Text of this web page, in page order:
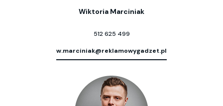
Wiktoria Marciniak
512 625 499
w.marciniak@reklamowygadzet.pl